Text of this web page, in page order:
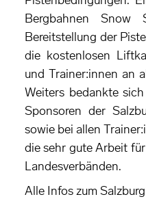
Bergbahnen
Bereitstellung der
die kostenlosen
und Trainer:innen an
Weiters bedankte
Sponsoren der
sowie bei allen
die sehr gute Arbeit
Landesverbänden.
Alle Infos zum